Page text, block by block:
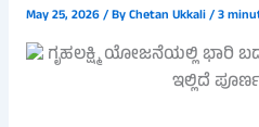
May 25, 2026/ ByChetan Ukkali/3